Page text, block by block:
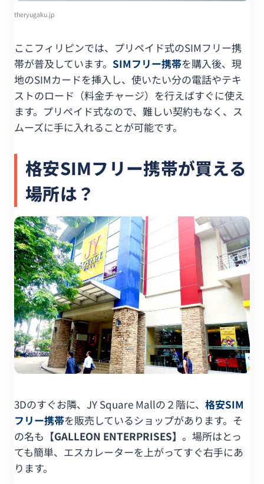
theryugaku.jp
ここフィリピンでは、プリペイド式のSIMフリー携
帯が普及しています。 SIMフリー携帯を購入後、現
地のSIMカードを挿入し、使いたい分の電話やテキ
ストのロード（料金チャージ）を行えばすぐに使え
ます。プリペイド式なので、難しい契約もなく、ス
ムーズに手に入れることが可能です。
格安SIMフリー携帯が買える
場所は？
3Dのすぐお隣、JY Square Mallの２階に、 格安SIM
フリー携帯を販売しているショップがあります。そ
の名も 【GALLEON ENTERPRISES】 。場所はとっ
ても簡単、エスカレーターを上がってすぐ右手にあ
ります。